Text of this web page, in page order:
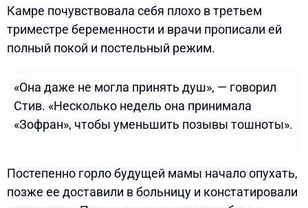
Камре почувствовала себя плохо в третьем
триместре беременности и врачи прописали ей
полный покой и постельный режим.
«Она даже не могла принять душ», — говорил
Стив. «Несколько недель она принимала
«Зофран», чтобы уменьшить позывы тошноты».
Постепенно горло будущей мамы начало опухать,
позже ее доставили ​​в больницу и констатировали